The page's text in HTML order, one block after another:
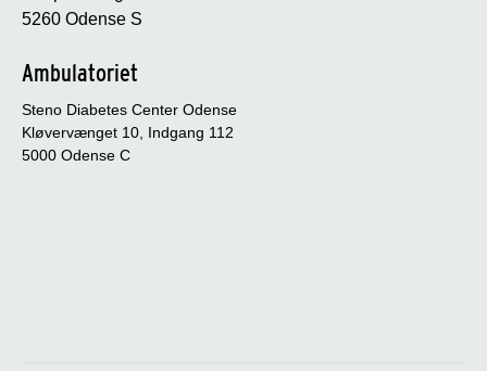
5260 Odense S
Ambulatoriet
Steno Diabetes Center Odense
Kløvervænget 10, Indgang 112
5000 Odense C